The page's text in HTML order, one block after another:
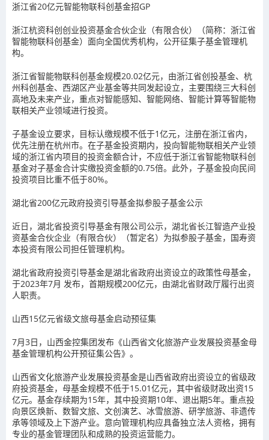
浙江省20亿元智能物联科创基金招GP
浙江杭资科创创业投资基金合伙企业（有限合伙）（简称：浙江省
智能物联科创基金）面向全国优秀机构，公开征集子基金管理机
构。
浙江省智能物联科创基金规模20.02亿元，由浙江省创投基金、杭
州科创基金、西湖区产业基金等共同发起设立，主要围绕三大科创
高地及未来产业，重点对智能感知、智能网络、智能计算等智能物
联相关产业领域进行投资。
子基金设立要求，目标认缴规模不低于1亿元，注册在浙江省内，
优先注册在杭州市。在子基金投资期内，投向智能物联相关产业领
域的浙江省内项目的投资金额合计，不应低于浙江省智能物联科创
基金对子基金合计实缴投资金额的0.75倍。此外，子基金投向民间
投资项目比重不低于80%。
湖北省200亿元政府投资引导基金拟参股子基金公示
近日，湖北省投资引导基金有限公司公示，湖北省长江智造产业投
资基金合伙企业（有限合伙）（暂定名）为拟参股子基金，国寿资
本投资有限公司担任管理机构。
湖北省政府投资引导基金是湖北省政府出资设立的政策性母基金，
于2023年7月 发布，首期规模200亿元，由湖北省财政厅履行出资
人职责。
山西15亿元省级文旅母基金启动预征集
7月3日，山西金控集团发布《山西省文化旅游产业发展投资基金母
基金管理机构公开预征集公告》。
山西省文化旅游产业发展投资基金是山西省政府出资设立的省级政
府投资基金，母基金规模不低于15.01亿元，其中省级财政出资15
亿元。基金存续期为15年，其中投资期10年、退出期5年。重点投
向景区焕新、数智文旅、文创演艺、冰雪旅游、研学旅游、非遗传
承等领域及上下游产业。意向管理机构应具备独立法人资格，拥有
专业的基金管理团队和成熟的投资运营能力。